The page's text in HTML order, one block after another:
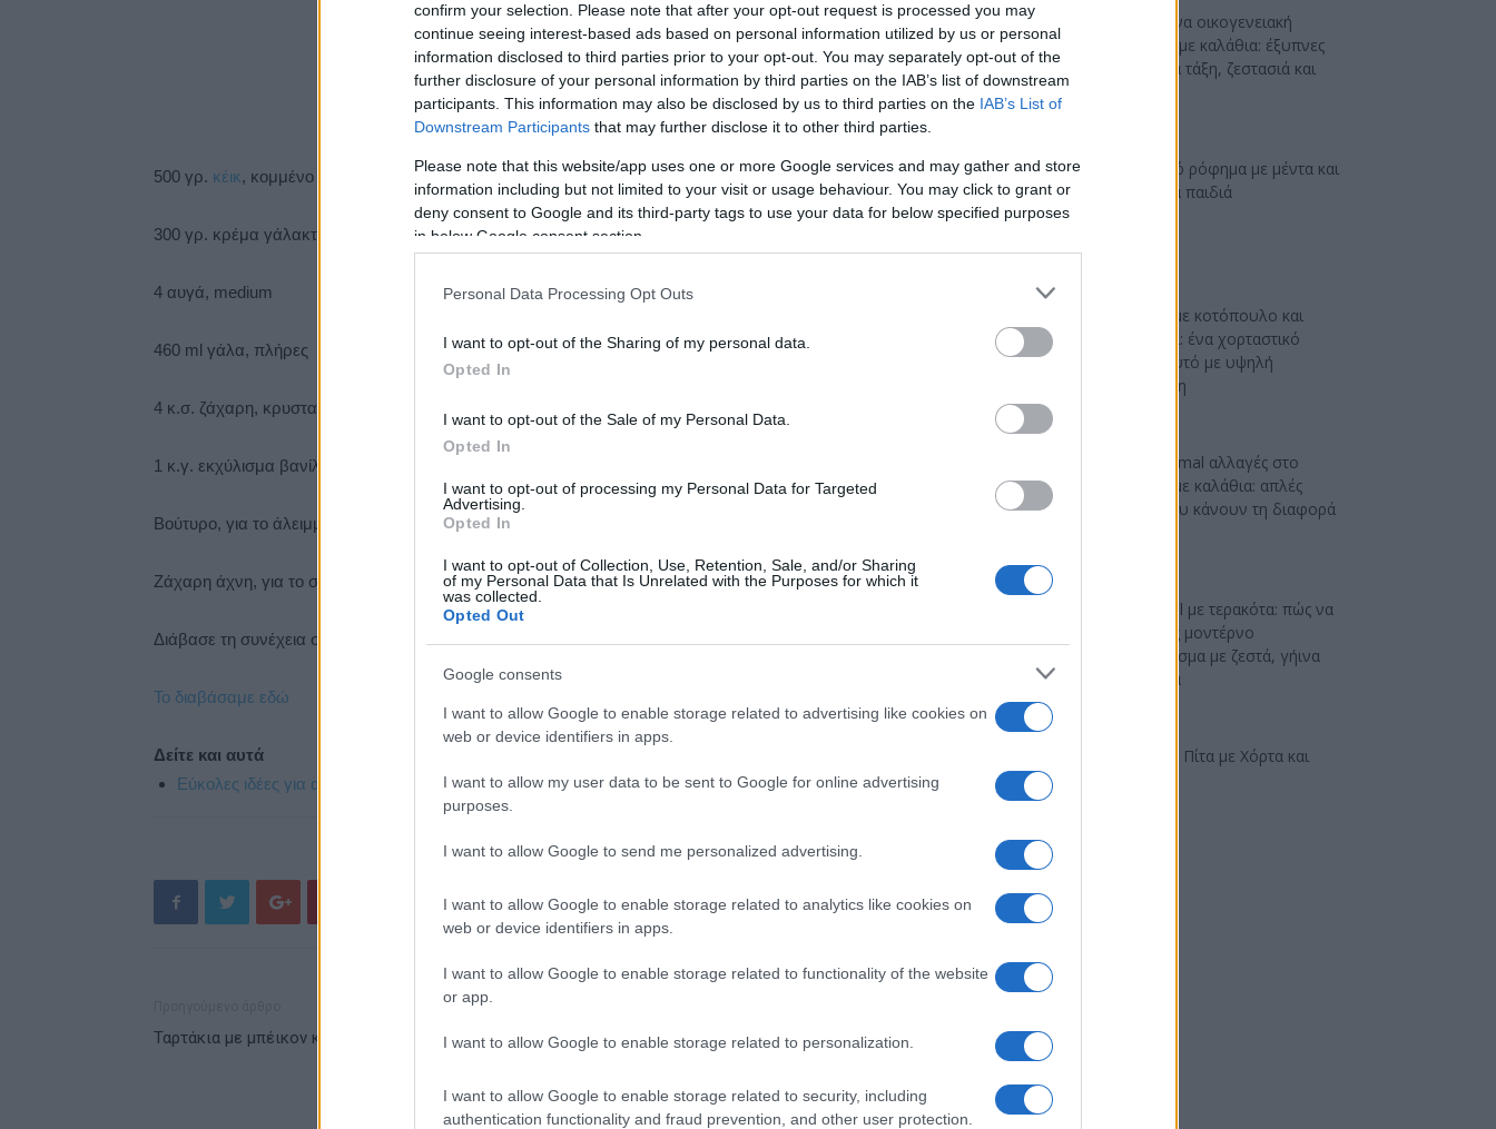
confirm your selection. Please note that after your opt-out request is processed you may
continue seeing interest-based ads based on personal information utilized by us or personal
information disclosed to third parties prior to your opt-out. You may separately opt-out of the
further disclosure of your personal information by third parties on the IAB’s list of downstream
participants. This information may also be disclosed by us to third parties on the IAB’s List of
Downstream Participants that may further disclose it to other third parties.
Please note that this website/app uses one or more Google services and may gather and store
information including but not limited to your visit or usage behaviour. You may click to grant or
deny consent to Google and its third-party tags to use your data for below specified purposes
in below Google consent section.
Personal Data Processing Opt Outs
I want to opt-out of the Sharing of my personal data.
Opted In
I want to opt-out of the Sale of my Personal Data.
Opted In
I want to opt-out of processing my Personal Data for Targeted
Advertising.
Opted In
I want to opt-out of Collection, Use, Retention, Sale, and/or Sharing
of my Personal Data that Is Unrelated with the Purposes for which it
was collected.
Opted Out
Google consents
I want to allow Google to enable storage related to advertising like cookies on
web or device identifiers in apps.
I want to allow my user data to be sent to Google for online advertising
purposes.
I want to allow Google to send me personalized advertising.
I want to allow Google to enable storage related to analytics like cookies on
web or device identifiers in apps.
I want to allow Google to enable storage related to functionality of the website
or app.
I want to allow Google to enable storage related to personalization.
I want to allow Google to enable storage related to security, including
authentication functionality and fraud prevention, and other user protection.
500 γρ. κέικ, κομμένο σε χοντρά κομμάτια
300 γρ. κρέμα γάλακτος, πλήρης
4 αυγά, medium
460 ml γάλα, πλήρες
4 κ.σ. ζάχαρη, κρυσταλλική
1 κ.γ. εκχύλισμα βανίλιας
Βούτυρο, για το άλειμμα
Ζάχαρη άχνη, για το σερβίρισμα
Διάβασε τη συνέχεια στο
Το διαβάσαμε εδώ
Δείτε και αυτά
Εύκολες ιδέες για αρχάριους: εκλεκτικό στιλ με γήινες αποχρώσεις στη διακόσμηση
Ταρτάκια με μπέικον και ντοματίνια
Κόβει σε κύβους τις πατάτες, τις αλευρώνει
Μοντέρνα οικογενειακή
κουζίνα με καλάθια: έξυπνες
ιδέες για τάξη, ζεστασιά και
Δροσερό ρόφημα με μέντα και
μήλο για παιδιά
Αρακάς με κοτόπουλο και
γιαούρτι: ένα χορταστικό
μαγειρευτό με υψηλή
πρωτεΐνη
DIY minimal αλλαγές στο
μπάνιο με καλάθια: απλές
ιδέες που κάνουν τη διαφορά
Industrial με τερακότα: πώς να
πετύχεις μοντέρνο
αποτέλεσμα με ζεστά, γήινα
χρώματα
Ελαφριά Πίτα με Χόρτα και